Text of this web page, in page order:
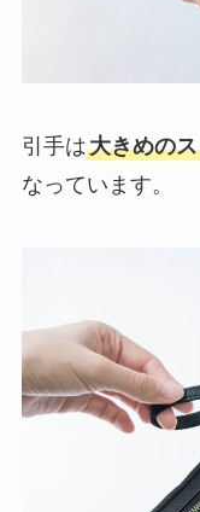
引手は大きめの
なっています。